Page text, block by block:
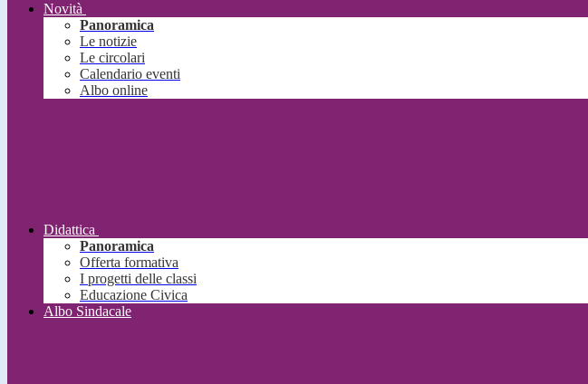
Novità
Panoramica
Le notizie
Le circolari
Calendario eventi
Albo online
Didattica
Panoramica
Offerta formativa
I progetti delle classi
Educazione Civica
Albo Sindacale